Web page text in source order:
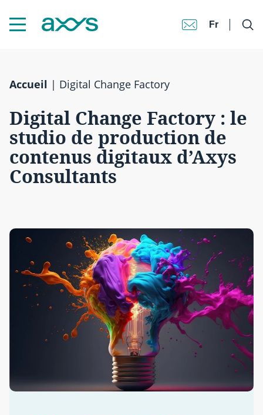
Fr
Accueil | Digital Change Factory
Digital Change Factory : le
studio de production de
contenus digitaux d’Axys
Consultants